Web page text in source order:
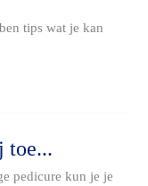
tips wat je kan
toe...
pedicure kun je je